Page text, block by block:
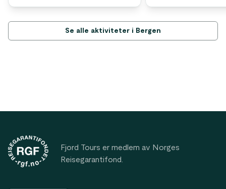
Se alle aktiviteter i Bergen
Fjord Tours er medlem av Norges
Reisegarantifond.